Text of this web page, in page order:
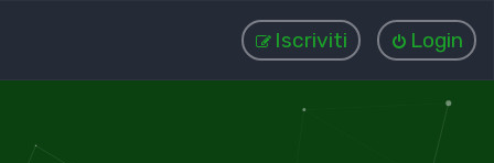
Login
Iscriviti